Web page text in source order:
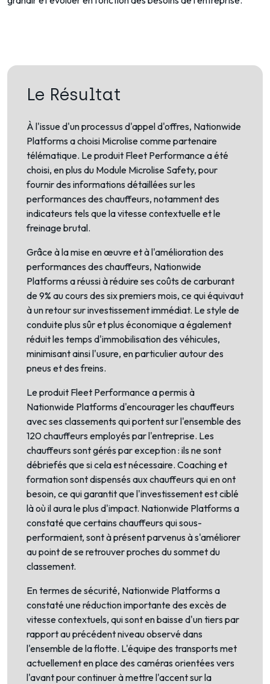
Le Résultat
À l'issue d'un processus d'appel d'offres, Nationwide
Platforms a choisi Microlise comme partenaire
télématique. Le produit Fleet Performance a été
choisi, en plus du Module Microlise Safety, pour
fournir des informations détaillées sur les
performances des chauffeurs, notamment des
indicateurs tels que la vitesse contextuelle et le
freinage brutal.
Grâce à la mise en œuvre et à l'amélioration des
performances des chauffeurs, Nationwide
Platforms a réussi à réduire ses coûts de carburant
de 9% au cours des six premiers mois, ce qui équivaut
à un retour sur investissement immédiat. Le style de
conduite plus sûr et plus économique a également
réduit les temps d'immobilisation des véhicules,
minimisant ainsi l'usure, en particulier autour des
pneus et des freins.
Le produit Fleet Performance a permis à
Nationwide Platforms d'encourager les chauffeurs
avec ses classements qui portent sur l'ensemble des
120 chauffeurs employés par l'entreprise. Les
chauffeurs sont gérés par exception : ils ne sont
débriefés que si cela est nécessaire. Coaching et
formation sont dispensés aux chauffeurs qui en ont
besoin, ce qui garantit que l'investissement est ciblé
là où il aura le plus d'impact. Nationwide Platforms a
constaté que certains chauffeurs qui sous-
performaient, sont à présent parvenus à s'améliorer
au point de se retrouver proches du sommet du
classement.
En termes de sécurité, Nationwide Platforms a
constaté une réduction importante des excès de
vitesse contextuels, qui sont en baisse d'un tiers par
rapport au précédent niveau observé dans
l'ensemble de la flotte. L'équipe des transports met
actuellement en place des caméras orientées vers
l'avant pour continuer à mettre l'accent sur la